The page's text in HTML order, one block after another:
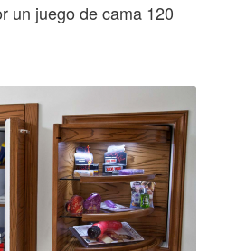
un juego de cama 120